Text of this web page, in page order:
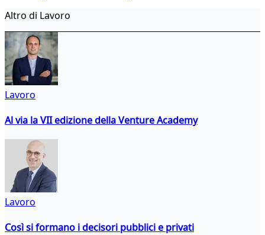
Altro di Lavoro
Lavoro
Al via la VII edizione della Venture Academy
Lavoro
Così si formano i decisori pubblici e privati